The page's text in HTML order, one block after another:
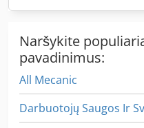
Naršykite
pavadinimus:
All Mecanic
Darbuotojų Saugos Ir